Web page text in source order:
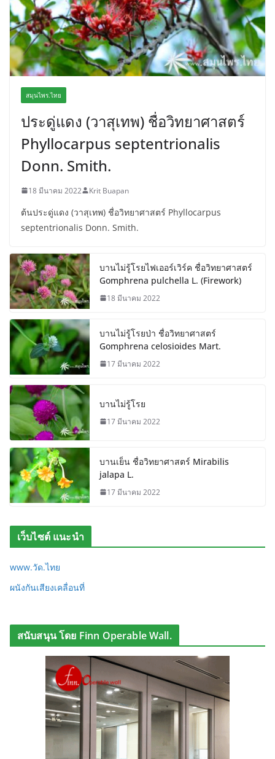
สมุนไพร.ไทย
ประดู่แดง (วาสุเทพ) ชื่อวิทยาศาสตร์
Phyllocarpus septentrionalis
Donn. Smith.
18 มีนาคม 2022 Krit Buapan
ต้นประดู่แดง (วาสุเทพ) ชื่อวิทยาศาสตร์ Phyllocarpus
septentrionalis Donn. Smith.
บานไม่รู้โรยไฟเออร์เวิร์ค ชื่อวิทยาศาสตร์
Gomphrena pulchella L. (Firework)
18 มีนาคม 2022
บานไม่รู้โรยป่า ชื่อวิทยาศาสตร์
Gomphrena celosioides Mart.
17 มีนาคม 2022
บานไม่รู้โรย
17 มีนาคม 2022
บานเย็น ชื่อวิทยาศาสตร์ Mirabilis
jalapa L.
17 มีนาคม 2022
เว็บไซต์ แนะนำ
www.วัด.ไทย
ผนังกันเสียงเคลื่อนที่
สนับสนุน โดย Finn Operable Wall.